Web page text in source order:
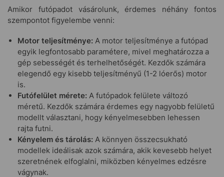
Amikor futópadot vásárolunk, érdemes néhány fontos
szempontot figyelembe venni:
Motor teljesítménye: A motor teljesítménye a futópad
egyik legfontosabb paramétere, mivel meghatározza a
gép sebességét és terhelhetőségét. Kezdők számára
elegendő egy kisebb teljesítményű (1-2 lóerős) motor
is.
Futófelület mérete: A futópadok felülete változó
méretű. Kezdők számára érdemes egy nagyobb felületű
modellt választani, hogy kényelmesebben lehessen
rajta futni.
Kényelem és tárolás: A könnyen összecsukható
modellek ideálisak azok számára, akik kevesebb helyet
szeretnének elfoglalni, miközben kényelmes edzésre
vágynak.